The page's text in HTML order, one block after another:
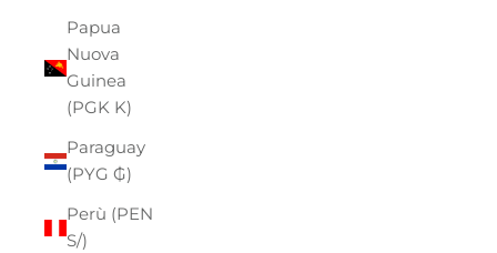
Papua
Nuova
Guinea
(PGK K)
Paraguay
(PYG ₲)
Perù (PEN
S/)